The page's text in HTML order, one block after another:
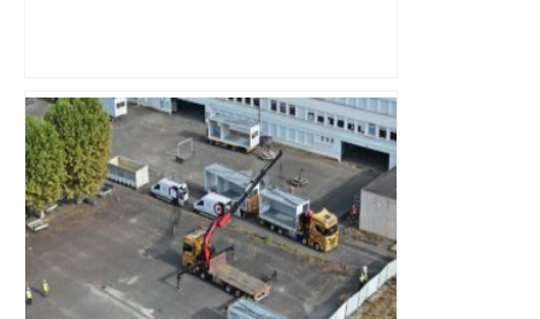
Cet espace aqualudique unique dans
l'agglo de Toulouse lance sa saison en
avance face à la vague de chaleur
prévue – Actu.fr